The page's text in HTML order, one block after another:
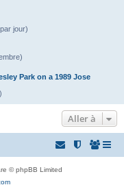
jour)
Park on a 1989 Jose
Aller à
© phpBB Limited